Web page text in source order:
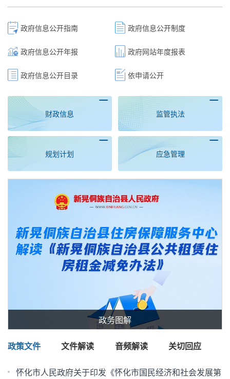
政府信息公开指南 政府信息公开制度
政府信息公开年报 政府网站年度报表
政府信息公开目录 依申请公开
财政信息 监管执法
规划计划 应急管理
政务图解
政策文件 文件解读 音频解读 关切回应
怀化市人民政府关于印发《怀化市国民经济和社会发展第